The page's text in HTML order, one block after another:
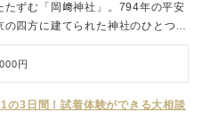
ずむ「岡﨑神社」。794年の平安
四方に建てられた神社のひとつ
王と称されています。ご祭神は速
田姫命(くしなだひめのみこと)、
八柱御子神(やはしらのみこがみ)
れたことから、縁結び・子授け安
をはじめ付近一帯が野うさぎの生
円
の3日間！試着体験ができる大相談